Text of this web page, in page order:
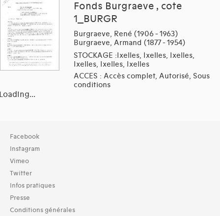
Fonds Burgraeve , cote
1_BURGR
Burgraeve, René (1906 - 1963)
Burgraeve, Armand (1877 - 1954)
STOCKAGE :Ixelles, Ixelles, Ixelles,
Ixelles, Ixelles, Ixelles
ACCES : Accès complet, Autorisé, Sous
conditions
Facebook
Instagram
Vimeo
Twitter
Infos pratiques
Presse
Conditions générales